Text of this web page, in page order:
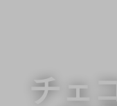
チェ